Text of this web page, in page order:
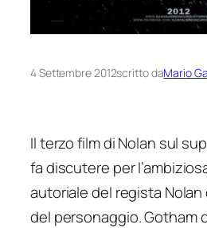
4 Settembre 2012scritto daMario
Il terzo film di Nolan sul
fa discutere per
autoriale del regista
del personaggio. Gotham